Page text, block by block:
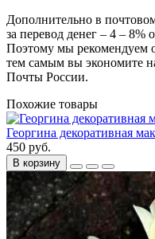
Дополнительно в
за перевод денег – 4 – 8%
Поэтому мы рекомендуем
тем самым вы экономите
Почты России.
Похожие товары
Георгина декоративная
450 руб.
В корзину